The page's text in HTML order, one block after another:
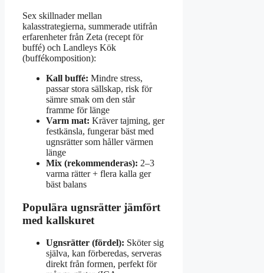
Sex skillnader mellan
kalasstrategierna, summerade utifrån
erfarenheter från Zeta (recept för
buffé) och Landleys Kök
(buffékomposition):
Kall buffé: Mindre stress,
passar stora sällskap, risk för
sämre smak om den står
framme för länge
Varm mat: Kräver tajming, ger
festkänsla, fungerar bäst med
ugnsrätter som håller värmen
länge
Mix (rekommenderas): 2–3
varma rätter + flera kalla ger
bäst balans
Populära ugnsrätter jämfört
med kallskuret
Ugnsrätter (fördel): Sköter sig
själva, kan förberedas, serveras
direkt från formen, perfekt för